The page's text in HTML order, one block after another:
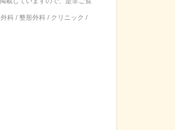
科 / 整形外科 / クリニック /